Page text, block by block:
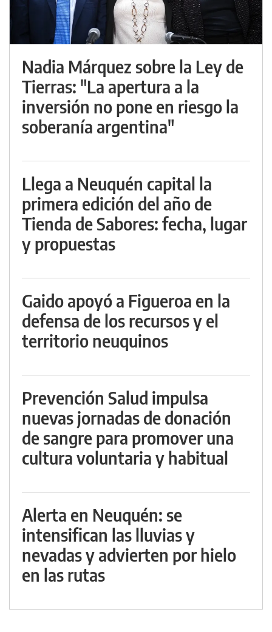
Nadia Márquez sobre la Ley de
Tierras: "La apertura a la
inversión no pone en riesgo la
soberanía argentina"
Llega a Neuquén capital la
primera edición del año de
Tienda de Sabores: fecha, lugar
y propuestas
Gaido apoyó a Figueroa en la
defensa de los recursos y el
territorio neuquinos
Prevención Salud impulsa
nuevas jornadas de donación
de sangre para promover una
cultura voluntaria y habitual
Alerta en Neuquén: se
intensifican las lluvias y
nevadas y advierten por hielo
en las rutas